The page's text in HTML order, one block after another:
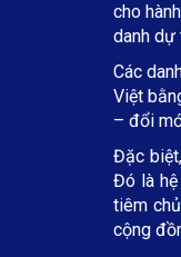
cho
danh dự
Các
Việt
– đổi
Đặc
Đó là hệ
tiêm
cộng